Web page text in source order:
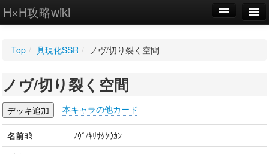
H×H攻略wiki
WIKI
設定
Top / 具現化SSR / ノヴ/切り裂く空間
ノヴ/切り裂く空間
本キャラの他カード
名前ﾖﾐ
ﾉｳﾞ/ｷﾘｻｸｸｳｶﾝ